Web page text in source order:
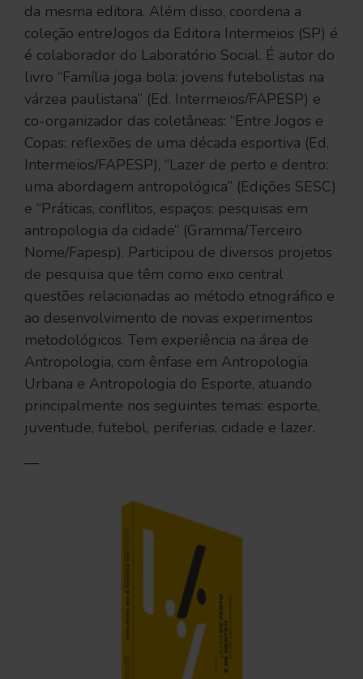
da mesma editora. Além disso, coordena a
coleção entreJogos da Editora Intermeios (SP) é
é colaborador do Laboratório Social. É autor do
livro “Família joga bola: jovens futebolistas na
várzea paulistana” (Ed. Intermeios/FAPESP) e
co-organizador das coletâneas: “Entre Jogos e
Copas: reflexões de uma década esportiva (Ed.
Intermeios/FAPESP), “Lazer de perto e dentro:
uma abordagem antropológica” (Edições SESC)
e “Práticas, conflitos, espaços: pesquisas em
antropologia da cidade” (Gramma/Terceiro
Nome/Fapesp). Participou de diversos projetos
de pesquisa que têm como eixo central
questões relacionadas ao método etnográfico e
ao desenvolvimento de novas experimentos
metodológicos. Tem experiência na área de
Antropologia, com ênfase em Antropologia
Urbana e Antropologia do Esporte, atuando
principalmente nos seguintes temas: esporte,
juventude, futebol, periferias, cidade e lazer.
—